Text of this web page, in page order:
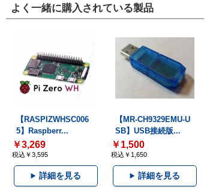
よく一緒に購入されている製品
【RASPIZWHSC006
5】Raspberr...
￥3,269
税込￥3,595
詳細を見る
【MR-CH9329EMU-U
SB】USB接続版...
￥1,500
税込￥1,650
詳細を見る